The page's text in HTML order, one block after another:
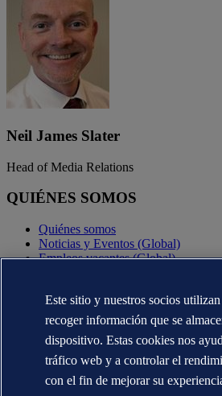
Neil James Slater
Head of Media Relations
QUIÉNES SOMOS
Quiénes somos
Noticias y Eventos (Global)
Empleos vacantes (Global)
CONTÁCTENOS
Contacte con nosotros
Dónde estamos
Media contacts (Global)
Veracity.com
Este sitio y nuestros socios
recoger información que se
dispositivo. Estas cookies nos
tráfico web y a controlar el
con el fin de mejorar su